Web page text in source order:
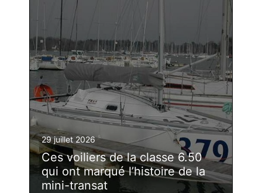
29 juillet 2026
Ces voiliers de la classe 6.50
qui ont marqué l’histoire de la
mini-transat